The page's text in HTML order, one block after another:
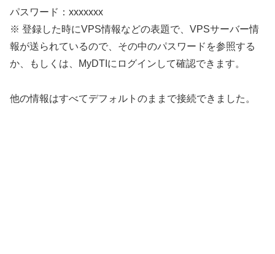
パスワード：xxxxxxx
※ 登録した時にVPS情報などの表題で、VPSサーバー情
報が送られているので、その中のパスワードを参照する
か、もしくは、MyDTIにログインして確認できます。
他の情報はすべてデフォルトのままで接続できました。